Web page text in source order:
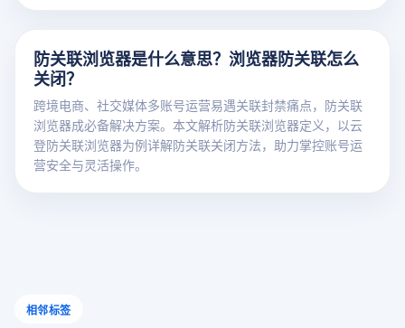
防关联浏览器是什么意思？浏览器防关联怎么
关闭？
跨境电商、社交媒体多账号运营易遇关联封禁痛点，防关联
浏览器成必备解决方案。本文解析防关联浏览器定义，以云
登防关联浏览器为例详解防关联关闭方法，助力掌控账号运
营安全与灵活操作。
相邻标签